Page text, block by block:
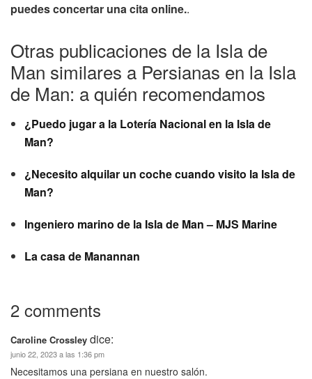
puedes concertar una cita online..
Otras publicaciones de la Isla de
Man similares a Persianas en la Isla
de Man: a quién recomendamos
¿Puedo jugar a la Lotería Nacional en la Isla de
Man?
¿Necesito alquilar un coche cuando visito la Isla de
Man?
Ingeniero marino de la Isla de Man – MJS Marine
La casa de Manannan
2 comments
Caroline Crossley dice:
junio 22, 2023 a las 1:36 pm
Necesitamos una persiana en nuestro salón.